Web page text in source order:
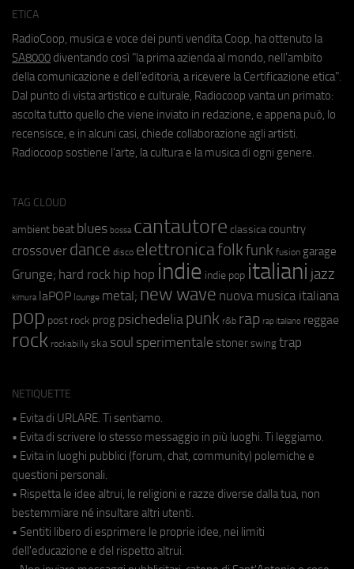
ETICA
RadioCoop, musica e voce dei punti vendita Coop, ha ottenuto la
SA8000 diventando così "la prima azienda al mondo, nell'ambito
della comunicazione e dell'editoria, a ricevere la Certificazione etica".
Dal punto di vista artistico e culturale, Radiocoop vanta un primato:
ascolta tutto quello che viene inviato in redazione, e appena può, lo
recensisce, e in alcuni casi, chiede collaborazione agli artisti.
Radiocoop sostiene l'arte, la cultura e la musica di ogni genere.
TAG CLOUD
ambient beat blues bossa cantautore classica country
crossover dance disco elettronicafolkfunk fusion garage
Grunge; hard rock hip hop indie indie pop italiani jazz
kimura laPOP lounge metal; new wave nuova musica italiana
pop post rock prog psichedeliapunk r&b rap rap italiano reggae
rock rockabilly ska soul sperimentale stoner swing trap
NETIQUETTE
• Evita di URLARE. Ti sentiamo.
• Evita di scrivere lo stesso messaggio in più luoghi. Ti leggiamo.
• Evita in luoghi pubblici (forum, chat, community) polemiche e
questioni personali.
• Rispetta le idee altrui, le religioni e razze diverse dalla tua, non
bestemmiare né insultare altri utenti.
• Sentiti libero di esprimere le proprie idee, nei limiti
dell'educazione e del rispetto altrui.